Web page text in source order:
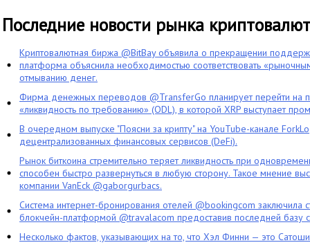
Последние новости рынка криптовалют
Криптовалютная биржа @BitBay объявила о прекращении
платформа объяснила необходимостью соответствовать
отмыванию денег.
Фирма денежных переводов @TransferGo планирует перейти на
«ликвидность по требованию» (ODL), в которой XRP выступает
В очередном выпуске "Поясни за крипту" на YouTube-канале
децентрализованных финансовых сервисов (DeFi).
Рынок биткоина стремительно теряет ликвидность при
способен быстро развернуться в любую сторону. Такое мнение
компании VanEck @gaborgurbacs.
Система интернет-бронирования отелей @bookingcom заключила
блокчейн-платформой @travalacom предоставив последней базу
Несколько фактов, указывающих на то, что Хэл Финни — это